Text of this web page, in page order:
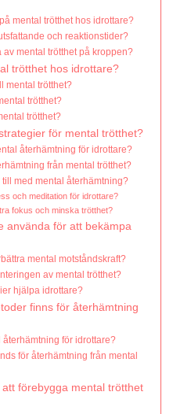
mental trötthet hos idrottare?
och reaktionstider?
mental trötthet på kroppen?
trötthet hos idrottare?
mental trötthet?
trötthet?
trötthet?
för mental trötthet?
återhämtning för idrottare?
från mental trötthet?
med mental återhämtning?
och meditation för idrottare?
fokus och minska trötthet?
använda för att bekämpa
mental motståndskraft?
av mental trötthet?
hjälpa idrottare?
finns för återhämtning
för idrottare?
för återhämtning från mental
förebygga mental trötthet